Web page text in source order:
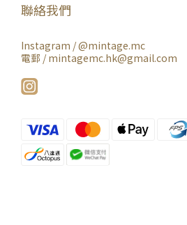
聯絡我們
Instagram /@mintage.mc
電郵 / mintagemc.hk@gmail.com